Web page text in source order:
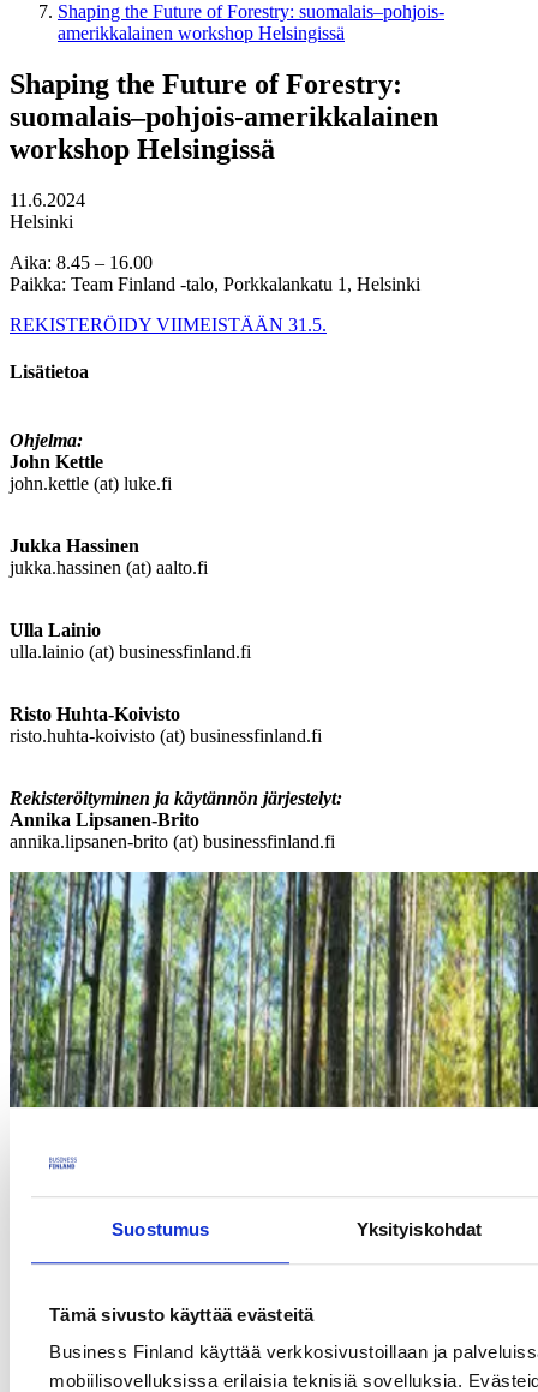
Suostumus Yksityiskohdat
Tämä sivusto käyttää evästeitä
Business Finland käyttää verkkosivustoillaan ja
mobiilisovelluksissa erilaisia teknisiä sovelluksia.
Shaping the Future of Forestry: suomalais–pohjois-
amerikkalainen workshop Helsingissä
Shaping the Future of Forestry:
suomalais–pohjois-amerikkalainen
workshop Helsingissä
11.6.2024
Helsinki
Aika: 8.45 – 16.00
Paikka: Team Finland -talo, Porkkalankatu 1, Helsinki
REKISTERÖIDY VIIMEISTÄÄN 31.5.
Lisätietoa
Ohjelma:
John Kettle
john.kettle (at) luke.fi
Jukka Hassinen
jukka.hassinen (at) aalto.fi
Ulla Lainio
ulla.lainio (at) businessfinland.fi
Risto Huhta-Koivisto
risto.huhta-koivisto (at) businessfinland.fi
Rekisteröityminen ja käytännön järjestelyt:
Annika Lipsanen-Brito
annika.lipsanen-brito (at) businessfinland.fi